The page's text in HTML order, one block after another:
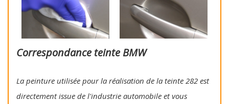
Correspondance teinte BMW
La peinture utilisée pour la réalisation de la teinte 282 est
directement issue de l'industrie automobile et vous